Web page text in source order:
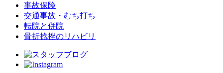
事故保険
交通事故・むち打ち
転院と併院
骨折捻挫のリハビリ